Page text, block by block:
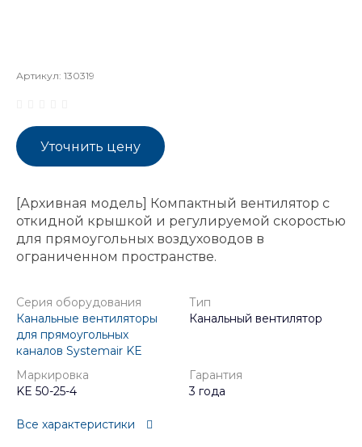
Артикул: 130319
Уточнить цену
[Архивная модель] Компактный вентилятор с
откидной крышкой и регулируемой скоростью
для прямоугольных воздуховодов в
ограниченном пространстве.
Серия оборудования
Канальные вентиляторы
для прямоугольных
каналов Systemair KE
Тип
Канальный вентилятор
Маркировка
KE 50-25-4
Гарантия
3 года
Все характеристики